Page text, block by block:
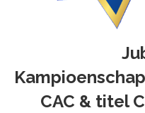
CAC & titel